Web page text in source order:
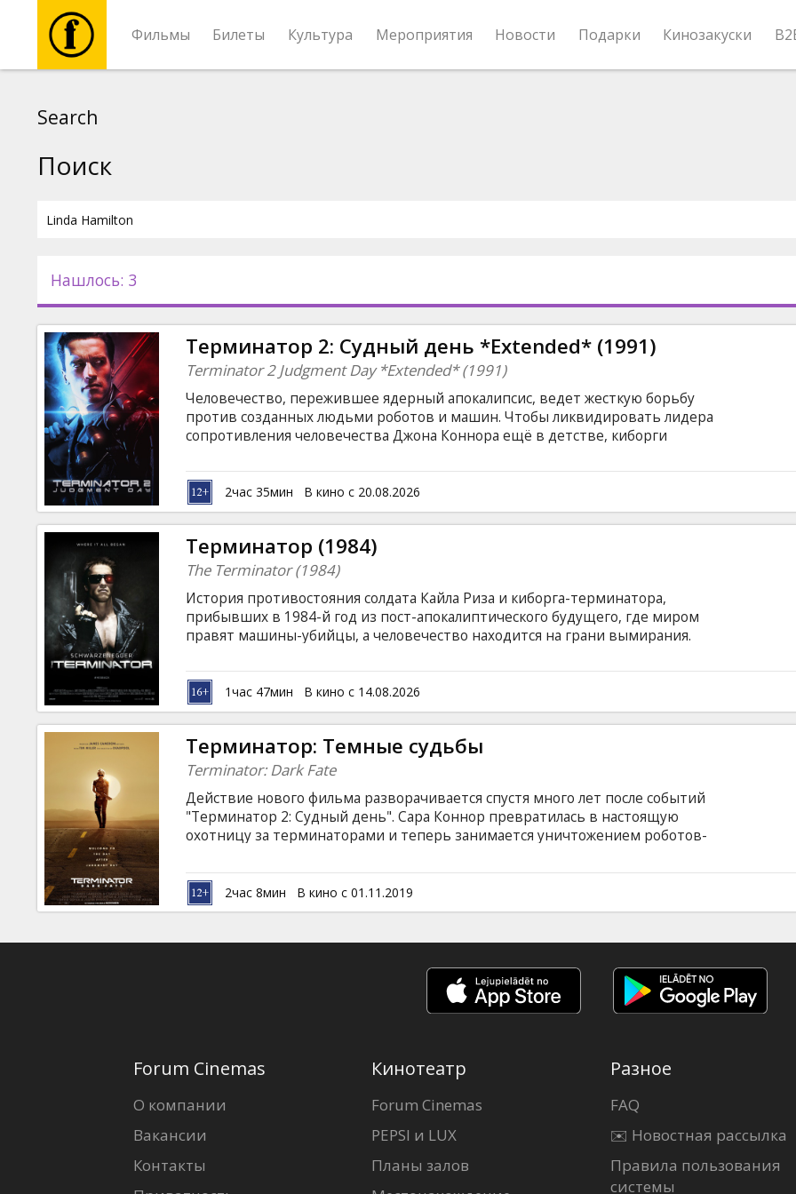
Фильмы Билеты Культура Мероприятия Новости Подарки Кинозакуски
Новости
Подарки
Кинозакуски
B2B
Клуб
Search
Поиск
Нашлось: 3
Терминатор 2: Судный день *Extended* (1991)
Terminator 2 Judgment Day *Extended* (1991)
Человечество, пережившее ядерный апокалипсис, ведeт жесткую борьбу
против созданных людьми роботов и машин. Чтобы ликвидировать лидера
сопротивления человечества Джона Коннора ещё в детстве, киборги
не удалось. Более продвинутая модель Т-1000, изготовлен из сплавa,
который позволяет менять форму, в 1995 г. начинает преследовать Джона и
его мать Сару. Спасать молодого лидера люди будущего посылают другого
терминаторa... Фильм на английском языке с субтитрами на латышском и
русском языках.
2час 35мин В кино с 20.08.2026
Терминатор (1984)
The Terminator (1984)
История противостояния солдата Кайла Риза и киборга-терминатора,
прибывших в 1984-й год из пост-апокалиптического будущего, где миром
правят машины-убийцы, а человечество находится на грани вымирания.
сын к 2029 году выиграет войну человечества с машинами. Цель Риза:
спасти Сару и остановить Терминатора любой ценой. Фильм на английском
языке с субтитрами на латышском и русском языках.
1час 47мин В кино с 14.08.2026
Терминатор: Темные судьбы
Terminator: Dark Fate
Действие нового фильма разворачивается спустя много лет после событий
"Терминатор 2: Судный день". Сара Коннор превратилась в настоящую
охотницу за терминаторами и теперь занимается уничтожением роботов-
Джона, но теперь появилась Дани Рамос, от выживания которой также
зависит судьба человечества. Вместе с ней в бой вступает и загадочная
Грейс, смесь человека и машины. Фильм на английском языке с субтитрами
2час 8мин В кино с 01.11.2019
Forum Cinemas
О компании
Вакансии
Контакты
Кинотеатр
Forum Cinemas
PEPSI и LUX
Планы залов
Разное
FAQ
✉️ Новостная рассылка
Правила пользования
системы